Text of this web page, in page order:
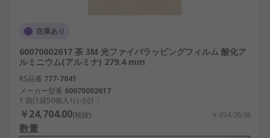
在庫あり
60070002617 茶 3M 光ファイバラッピングフィルム 酸化ア
ルミニウム(アルミナ) 279.4 mm
RS品番 777-7041
メーカー型番 60070002617
1 袋(1袋50個入り) 小計：
￥24,704.00(税抜) ￥494.08/個
数量